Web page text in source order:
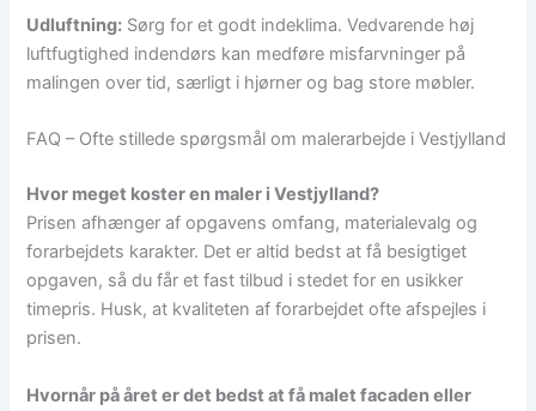
Udluftning: Sørg for et godt indeklima. Vedvarende høj
luftfugtighed indendørs kan medføre misfarvninger på
malingen over tid, særligt i hjørner og bag store møbler.
FAQ – Ofte stillede spørgsmål om malerarbejde i Vestjylland
Hvor meget koster en maler i Vestjylland?
Prisen afhænger af opgavens omfang, materialevalg og
forarbejdets karakter. Det er altid bedst at få besigtiget
opgaven, så du får et fast tilbud i stedet for en usikker
timepris. Husk, at kvaliteten af forarbejdet ofte afspejles i
prisen.
Hvornår på året er det bedst at få malet facaden eller